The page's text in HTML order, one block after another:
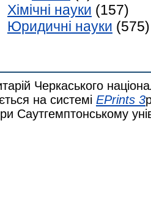
Хімічні науки (157)
Юридичні науки (575)
Черкаського
на системі EPrints 3
Саутгемптонському